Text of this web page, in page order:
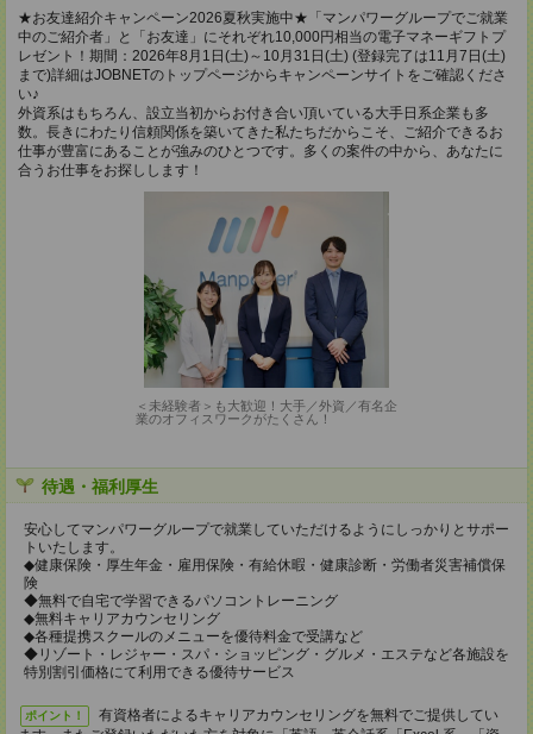
★お友達紹介キャンペーン2026夏秋実施中★「マンパワーグループでご就業
中のご紹介者」と「お友達」にそれぞれ10,000円相当の電子マネーギフトプ
レゼント！期間：2026年8月1日(土)～10月31日(土) (登録完了は11月7日(土)
まで)詳細はJOBNETのトップページからキャンペーンサイトをご確認くださ
い♪
外資系はもちろん、設立当初からお付き合い頂いている大手日系企業も多
数。長きにわたり信頼関係を築いてきた私たちだからこそ、ご紹介できるお
仕事が豊富にあることが強みのひとつです。多くの案件の中から、あなたに
合うお仕事をお探しします！
＜未経験者＞も大歓迎！大手／外資／有名企
業のオフィスワークがたくさん！
待遇・福利厚生
安心してマンパワーグループで就業していただけるようにしっかりとサポー
トいたします。
◆健康保険・厚生年金・雇用保険・有給休暇・健康診断・労働者災害補償保
険
◆無料で自宅で学習できるパソコントレーニング
◆無料キャリアカウンセリング
◆各種提携スクールのメニューを優待料金で受講など
◆リゾート・レジャー・スパ・ショッピング・グルメ・エステなど各施設を
特別割引価格にて利用できる優待サービス
ポイント！
有資格者によるキャリアカウンセリングを無料でご提供してい